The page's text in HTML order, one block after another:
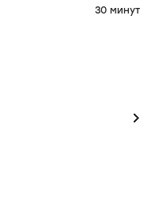
30 минут
icon